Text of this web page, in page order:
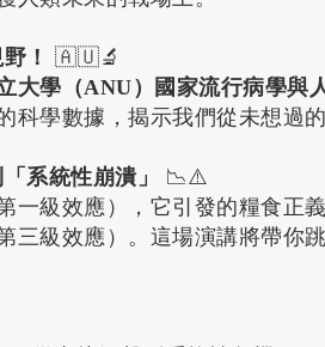
！
🇦🇺🔬
大學（ANU）國家流行病學與
科學數據，揭示我們從未想過的
系統性崩潰」
📉⚠️
一級效應），它引發的糧食正
三級效應）。這場演講將帶你